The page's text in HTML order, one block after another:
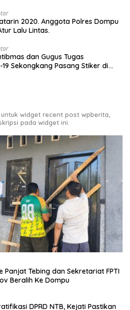
2020. Anggota Polres Dompu
Lalu Lintas.
dan Gugus Tugas
Sekongkang Pasang Stiker di
widget recent post wpberita,
pada widget ini.
Panjat Tebing dan Sekretariat FPTI
Beralih Ke Dompu
DPRD NTB, Kejati Pastikan